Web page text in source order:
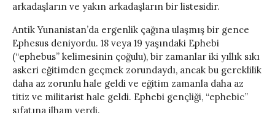
arkadaşların ve yakın arkadaşların bir listesidir.
Antik Yunanistan’da ergenlik çağına ulaşmış bir gence
Ephesus deniyordu. 18 veya 19 yaşındaki Ephebi
(“ephebus” kelimesinin çoğulu), bir zamanlar iki yıllık sıkı
askeri eğitimden geçmek zorundaydı, ancak bu gereklilik
daha az zorunlu hale geldi ve eğitim zamanla daha az
titiz ve militarist hale geldi. Ephebi gençliği, “ephebic”
sıfatına ilham verdi.